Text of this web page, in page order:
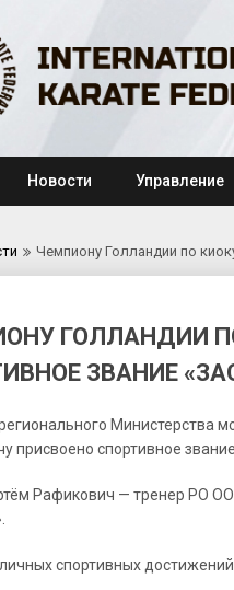
Новости Управление
Чемпиону Голландии по
ГОЛЛАНДИИ
ЗВАНИЕ
Министерства
присвоено спортивное
Рафикович — тренер РО
спортивных